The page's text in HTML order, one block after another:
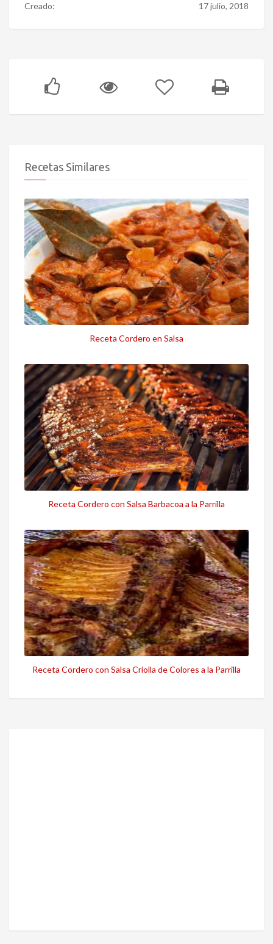
Creado: 17 julio, 2018
Recetas Similares
Receta Cordero en Salsa
Receta Cordero con Salsa Barbacoa a la Parrilla
Receta Cordero con Salsa Criolla de Colores a la Parrilla